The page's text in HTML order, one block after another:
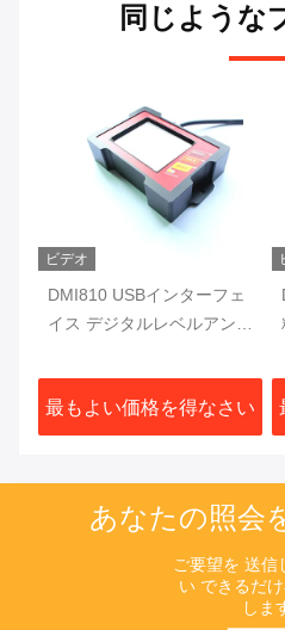
同じような
ビデオ
DMI810 USBインターフェ
イス デジタルレベルアング
ト 10Hz シングルアクシス
プロトラクター
最もよい価格を得なさい
あなたの照会
ご要望を 送信
い できるだ
しま